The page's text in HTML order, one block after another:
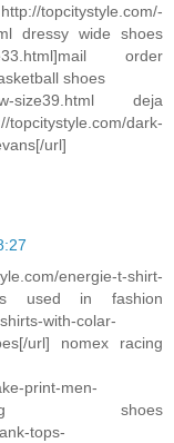
topcitystyle.com/-
dressy wide shoes
order
shoes
size39.html deja
dark-
url]
energie-t-shirt-
used in fashion
with-colar-
url] nomex racing
print-men-
shoes
tops-